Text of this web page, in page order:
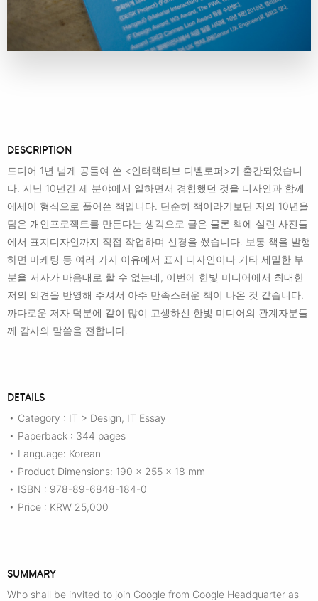
DESCRIPTION
드디어 1년 넘게 공들여 쓴 <인터랙티브 디벨로퍼>가 출간되었습니
다. 지난 10년간 제 분야에서 일하면서 경험했던 것을 디자인과 함께
에세이 형식으로 풀어쓴 책입니다. 단순히 책이라기보단 저의 10년을
담은 개인프로젝트를 만든다는 생각으로 글은 물론 책에 실린 사진들
에서 표지디자인까지 직접 작업하며 신경을 썼습니다. 보통 책을 발행
하면 마케팅 등 여러 가지 이유에서 표지 디자인이나 기타 세밀한 부
분을 저자가 마음대로 할 수 없는데, 이번에 한빛 미디어에서 최대한
저의 의견을 반영해 주셔서 아주 만족스러운 책이 나온 것 같습니다.
까다로운 저자 덕분에 같이 많이 고생하신 한빛 미디어의 관계자분들
께 감사의 말씀을 전합니다.
DETAILS
• Category : IT > Design, IT Essay
• Paperback : 344 pages
• Language: Korean
• Product Dimensions: 190 x 255 x 18 mm
• ISBN : 978-89-6848-184-0
• Price : KRW 25,000
SUMMARY
Who shall be invited to join Google from Google Headquarter as